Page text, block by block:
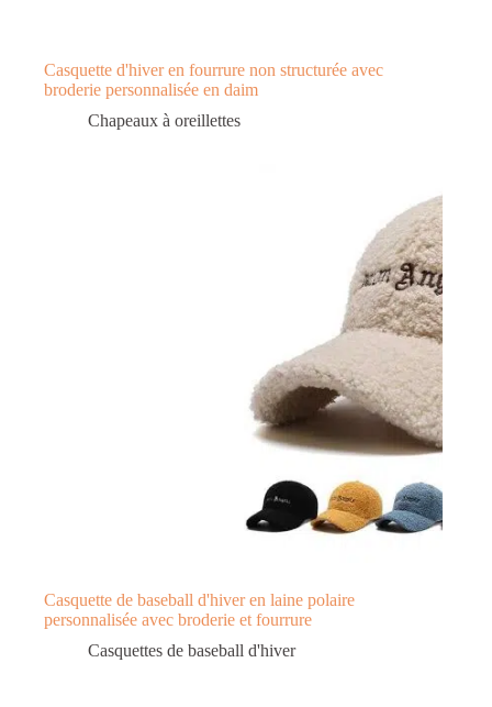
Casquette d'hiver en fourrure non structurée avec
broderie personnalisée en daim
Chapeaux à oreillettes
Casquette de baseball d'hiver en laine polaire
personnalisée avec broderie et fourrure
Casquettes de baseball d'hiver